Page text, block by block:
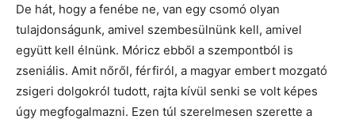
De hát, hogy a fenébe ne, van egy csomó olyan
tulajdonságunk, amivel szembesülnünk kell, amivel
együtt kell élnünk. Móricz ebből a szempontból is
zseniális. Amit nőről, férfiról, a magyar embert mozgató
zsigeri dolgokról tudott, rajta kívül senki se volt képes
úgy megfogalmazni. Ezen túl szerelmesen szerette a